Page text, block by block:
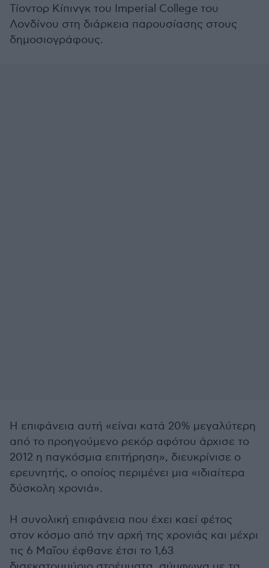
Τίοντορ Κίπινγκ του Imperial College του
Λονδίνου στη διάρκεια παρουσίασης στους
δημοσιογράφους.
Η επιφάνεια αυτή «είναι κατά 20% μεγαλύτερη
από το προηγούμενο ρεκόρ αφότου άρχισε το
2012 η παγκόσμια επιτήρηση», διευκρίνισε ο
ερευνητής, ο οποίος περιμένει μια «ιδιαίτερα
δύσκολη χρονιά».
Η συνολική επιφάνεια που έχει καεί φέτος
στον κόσμο από την αρχή της χρονιάς και μέχρι
τις 6 Μαΐου έφθανε έτσι το 1,63